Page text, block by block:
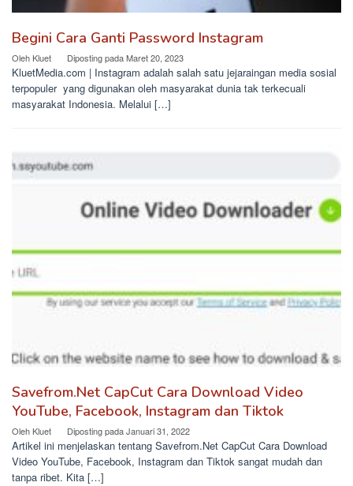
Begini Cara Ganti Password Instagram
Oleh Kluet Diposting padaMaret 20, 2023
KluetMedia.com | Instagram adalah salah satu jejaraingan media sosial
terpopuler yang digunakan oleh masyarakat dunia tak terkecuali
masyarakat Indonesia. Melalui […]
Savefrom.Net CapCut Cara Download Video
YouTube, Facebook, Instagram dan Tiktok
Oleh Kluet Diposting padaJanuari 31, 2022
Artikel ini menjelaskan tentang Savefrom.Net CapCut Cara Download
Video YouTube, Facebook, Instagram dan Tiktok sangat mudah dan
tanpa ribet. Kita […]